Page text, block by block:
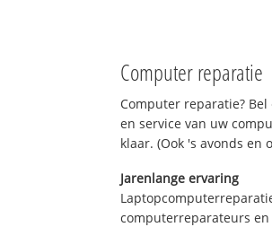
Computer reparatie
Computer reparatie?
en service van uw
klaar. (Ook 's avonds en
Jarenlange ervaring
computerreparateurs